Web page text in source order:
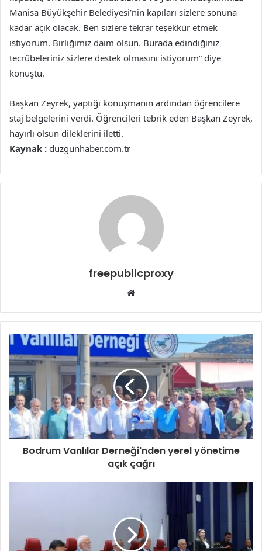
Manisa Büyükşehir Belediyesi’nin kapıları sizlere sonuna
kadar açık olacak. Ben sizlere tekrar teşekkür etmek
istiyorum. Birliğimiz daim olsun. Burada edindiğiniz
tecrübeleriniz sizlere destek olmasını istiyorum” diye
konuştu.
Başkan Zeyrek, yaptığı konuşmanın ardından öğrencilere
staj belgelerini verdi. Öğrencileri tebrik eden Başkan Zeyrek,
hayırlı olsun dileklerini iletti.
Kaynak : duzgunhaber.com.tr
freepublicproxy
Web
Bodrum Vanlılar Derneği'nden yerel yönetime
açık çağrı